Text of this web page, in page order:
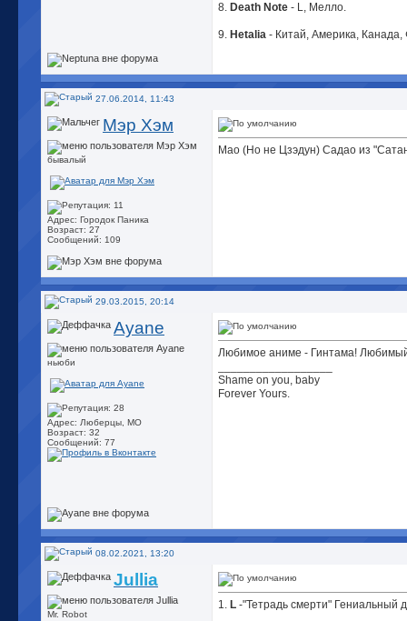
8. Death Note - L, Мелло.
9. Hetalia - Китай, Америка,
27.06.2014, 11:43
Мэр Хэм
бывалый
Адрес: Городок Паника
Возраст: 27
Сообщений: 109
Мао (Но не Цзэдун) Садао из
29.03.2015, 20:14
Ayane
ньюби
Адрес: Люберцы, МО
Возраст: 32
Сообщений: 77
Любимое аниме - Гинтама! Любимый
Shame on you, baby
Forever Yours.
08.02.2021, 13:20
Jullia
Mr. Robot
1. L -"Тетрадь смерти" Гениальный